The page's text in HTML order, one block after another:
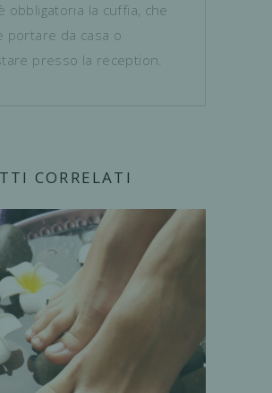
obbligatoria la cuffia, che
portare da casa o
presso la reception.
CORRELATI